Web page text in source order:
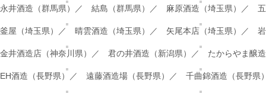
永井酒造（群馬県）／ 結島（群馬県）／ 麻原酒造（埼玉県）／
釜屋（埼玉県）／ 晴雲酒造（埼玉県）／ 矢尾本店（埼玉県）／
金井酒造店（神奈川県）／ 君の井酒造（新潟県）／ たからやま醸
EH酒造（長野県）／ 遠藤酒造場（長野県）／ 千曲錦酒造（長野